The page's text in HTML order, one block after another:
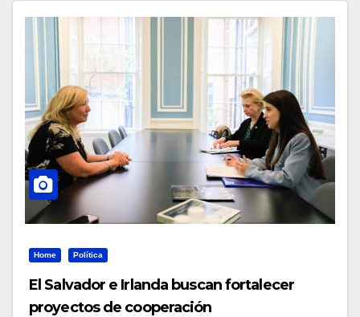
Home Política
El Salvador e Irlanda buscan fortalecer
proyectos de cooperación